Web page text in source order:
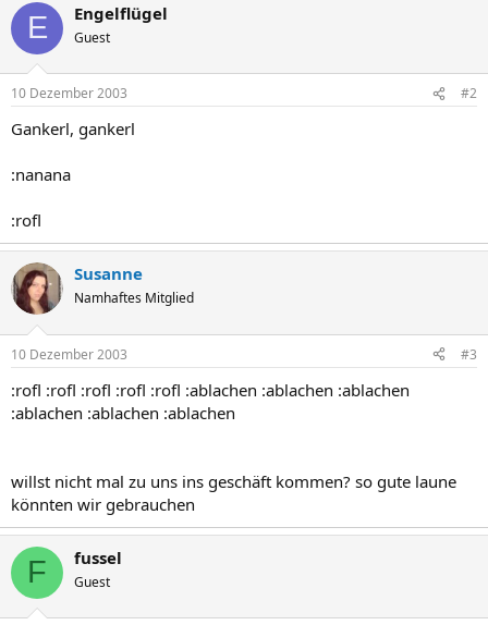
E Engelflügel
Guest
10 Dezember 2003 #2
Gankerl, gankerl
:nanana
:rofl
Susanne
Namhaftes Mitglied
10 Dezember 2003 #3
:rofl :rofl :rofl :rofl :rofl :ablachen :ablachen :ablachen
:ablachen :ablachen :ablachen
willst nicht mal zu uns ins geschäft kommen? so gute laune
könnten wir gebrauchen
F fussel
Guest